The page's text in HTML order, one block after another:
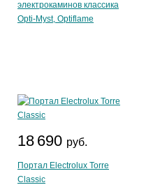
электрокаминов классика
Opti-Myst, Optiflame
18 690 руб.
Портал Electrolux Torre
Classic